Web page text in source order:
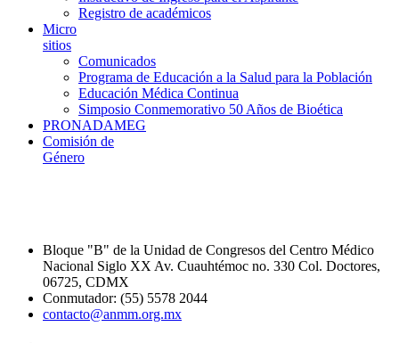
Registro de académicos
Micro
sitios
Comunicados
Programa de Educación a la Salud para la Población
Educación Médica Continua
Simposio Conmemorativo 50 Años de Bioética
PRONADAMEG
Comisión de
Género
Bloque "B" de la Unidad de Congresos del Centro Médico
Nacional Siglo XX Av. Cuauhtémoc no. 330 Col. Doctores,
06725, CDMX
Conmutador: (55) 5578 2044
contacto@anmm.org.mx